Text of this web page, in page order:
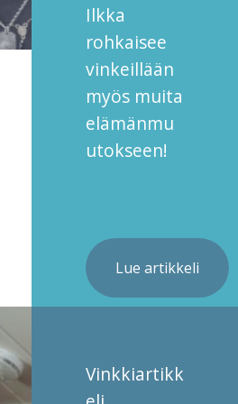
Ilkka
rohkaisee
vinkeillään
myös muita
elämänmu
utokseen!
Lue artikkeli
Vinkkiartikk